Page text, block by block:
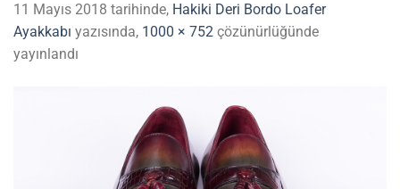
11 Mayıs 2018 tarihinde, Hakiki Deri Bordo Loafer
Ayakkabı yazısında, 1000 × 752 çözünürlüğünde
yayınlandı